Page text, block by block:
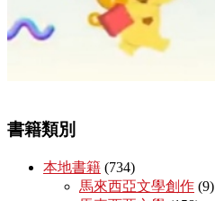
書籍類別
本地書籍 (734)
馬來西亞文學創作 (9)